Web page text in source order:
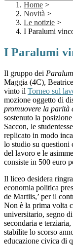
Home >
Novità >
Le notizie >
I Paralumi
I Paralumi
Il gruppo dei
Maggia (4C),
vinto il Torneo sul
mozione oggetto di
promuovere la parità
sostenuto la
Saccon, le
replicato in modo
lo studio su questioni
del lavoro e le
consiste in 500 euro
Il liceo desidera
economia politica
de Martiis,’ per il
Non è la prima volta
universitario, segno
secondaria e
stabilite lo scorso
educazione civica di